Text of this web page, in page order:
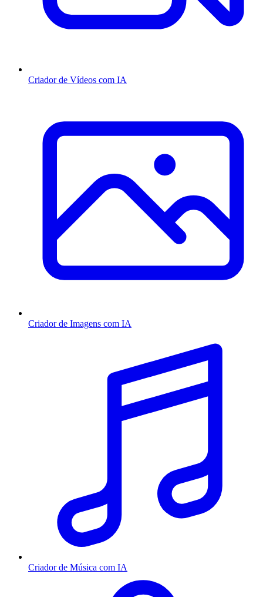
Criador de Vídeos com IA
Criador de Imagens com IA
Criador de Música com IA